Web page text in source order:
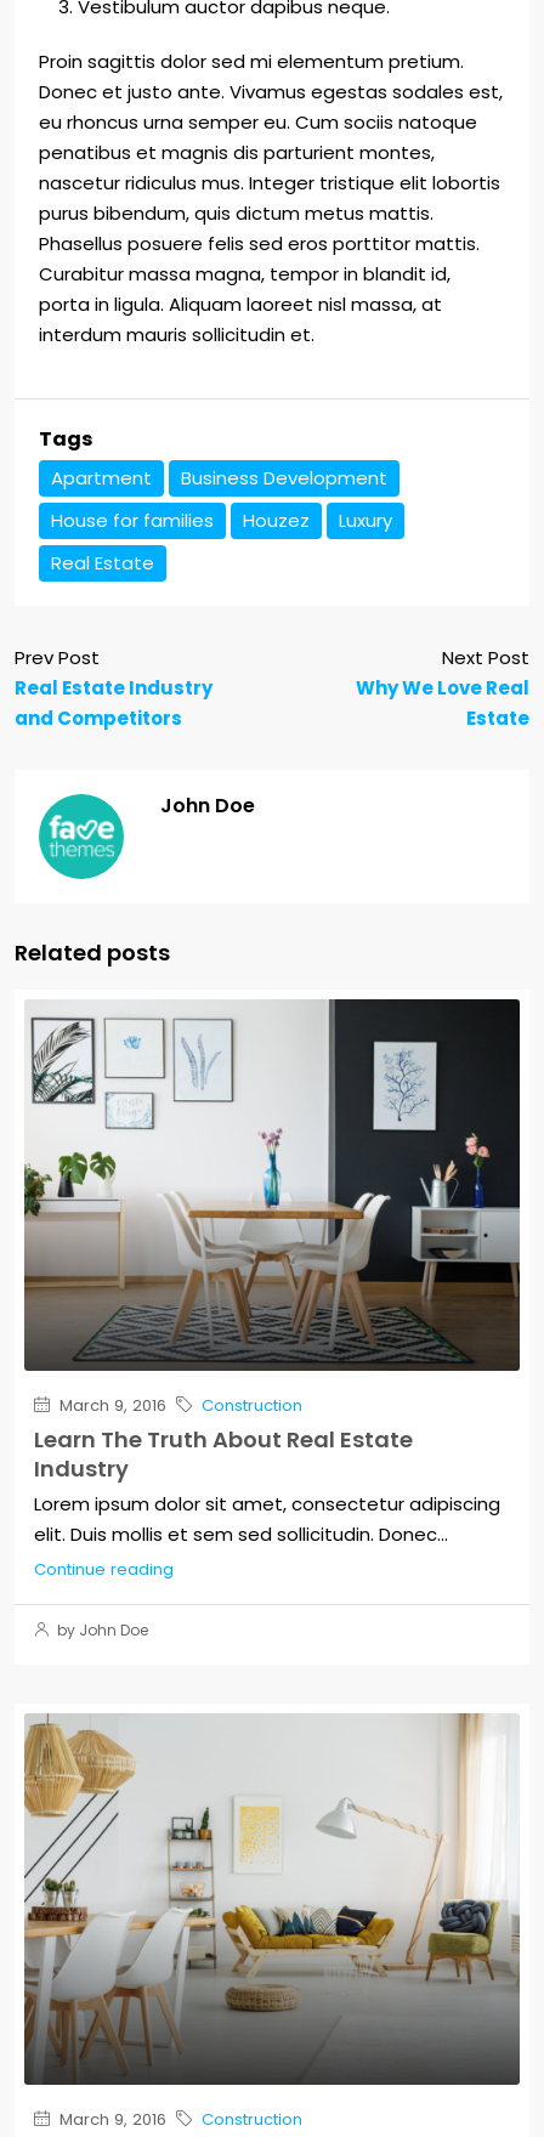
Vestibulum auctor dapibus neque.
Proin sagittis dolor sed mi elementum pretium.
Donec et justo ante. Vivamus egestas sodales est,
eu rhoncus urna semper eu. Cum sociis natoque
penatibus et magnis dis parturient montes,
nascetur ridiculus mus. Integer tristique elit lobortis
purus bibendum, quis dictum metus mattis.
Phasellus posuere felis sed eros porttitor mattis.
Curabitur massa magna, tempor in blandit id,
porta in ligula. Aliquam laoreet nisl massa, at
interdum mauris sollicitudin et.
Tags
Apartment
Business Development
House for families
Houzez
Luxury
Real Estate
Prev Post
Real Estate Industry
and Competitors
Next Post
Why We Love Real
Estate
John Doe
Related posts
March 9, 2016 Construction
Learn The Truth About Real Estate
Industry
Lorem ipsum dolor sit amet, consectetur adipiscing
elit. Duis mollis et sem sed sollicitudin. Donec...
Continue reading
by John Doe
March 9, 2016 Construction